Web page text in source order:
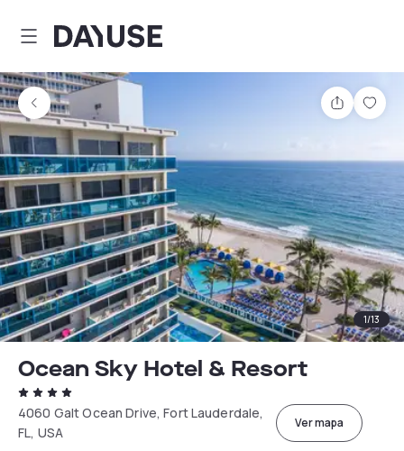
Dayuse
1/13
Ocean Sky Hotel & Resort
4060 Galt Ocean Drive, Fort Lauderdale,
FL, USA
Ver mapa